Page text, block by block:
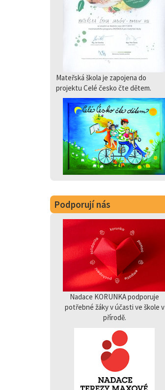
Mateřská škola je zapojena do
projektu Celé česko čte dětem.
Podporují nás
Nadace KORUNKA podporuje
potřebné žáky v účasti ve škole v
přírodě.